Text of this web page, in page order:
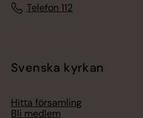
Telefon 112
Svenska kyrkan
Hitta församling
Bli medlem